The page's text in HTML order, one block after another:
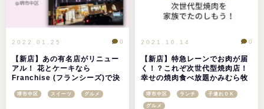
2022.01.25
【新店】あの有名店がリニュー
アル！ 花とケーキなら
Franchise (フランシーズ)で決
0
堺市中区 スイーツ グルメ
2021.10.14
【新店】特急レーンでお肉が届
く！？これぞ次世代型焼肉店！
幸せの焼肉食べ放題かみむら牧
0
堺市中区 ランチ 子連れＯＫ
グルメ